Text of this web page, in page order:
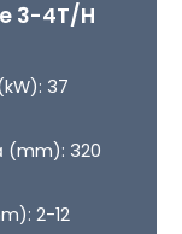
3-4T/h
37
(mm): 320
2-12